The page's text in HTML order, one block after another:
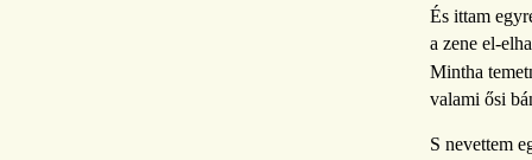
És ittam
a zene el-
Mintha
valami ősi
S nevettem